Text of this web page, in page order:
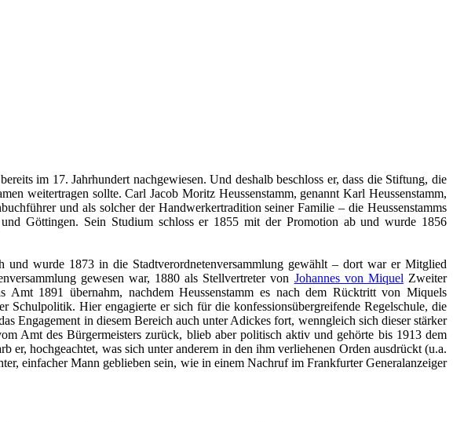
im 17. Jahrhundert nachgewiesen. Und deshalb beschloss er, dass die Stiftung, die
weitertragen sollte. Carl Jacob Moritz Heussenstamm, genannt Karl Heussenstamm,
und als solcher der Handwerkertradition seiner Familie – die Heussenstamms
Göttingen. Sein Studium schloss er 1855 mit der Promotion ab und wurde 1856
und wurde 1873 in die Stadtverordnetenversammlung gewählt – dort war er Mitglied
gewesen war, 1880 als Stellvertreter von Johannes von Miquel Zweiter
Amt 1891 übernahm, nachdem Heussenstamm es nach dem Rücktritt von Miquels
Schulpolitik. Hier engagierte er sich für die konfessionsübergreifende Regelschule, die
Engagement in diesem Bereich auch unter Adickes fort, wenngleich sich dieser stärker
Amt des Bürgermeisters zurück, blieb aber politisch aktiv und gehörte bis 1913 dem
hochgeachtet, was sich unter anderem in den ihm verliehenen Orden ausdrückt (u.a.
einfacher Mann geblieben sein, wie in einem Nachruf im Frankfurter Generalanzeiger